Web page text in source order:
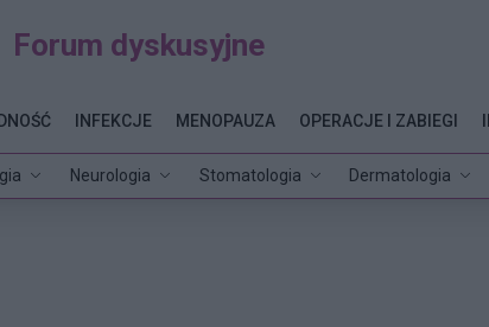
Forum dyskusyjne
Neurologia Stomatologia Dermatologia
INFEKCJE MENOPAUZA OPERACJE I ZABIEGI